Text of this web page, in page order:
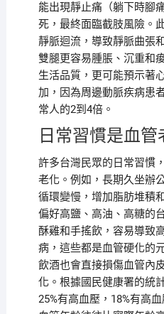
能出現靜止痛（躺下時腳
死，最終面臨截肢風險。
靜脈迴流，導致靜脈曲張
雙腿更容易腫脹、沉重和
生活品質，更可能預示著
加，因為周邊動脈疾病患
常人的2到4倍。
日常習慣是血
許多台灣民眾的日常習慣
老化。例如，長期久坐辦
循環變慢，增加脂肪堆積
偏好高鹽、高油、高糖的
酥雞和手搖飲，容易導致
病，這些都是血管硬化的
飲酒也會直接損傷血管內
化。根據國民健康署的統
25%有高血壓，18%有高